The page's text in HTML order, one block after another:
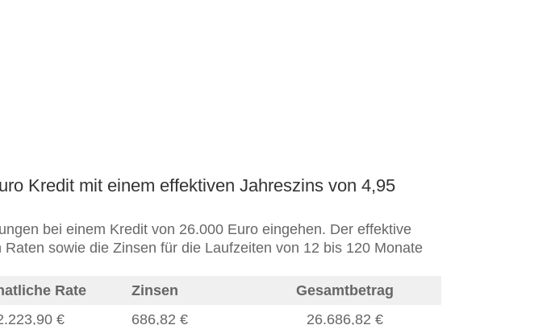
Kredit mit einem effektiven Jahreszins von 4,95
bei einem Kredit von 26.000 Euro eingehen. Der effektive
sowie die Zinsen für die Laufzeiten von 12 bis 120 Monate
Rate Zinsen
Gesamtbetrag
€ 686,82€ 26.686,82 €